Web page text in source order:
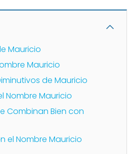
Mauricio
Mauricio
de Mauricio
Nombre Mauricio
Combinan Bien con
el Nombre Mauricio